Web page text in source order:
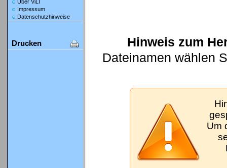
Über ViLI
Impressum
Datenschutzhinweise
Drucken
Hinweis zum
Dateinamen wählen
Um